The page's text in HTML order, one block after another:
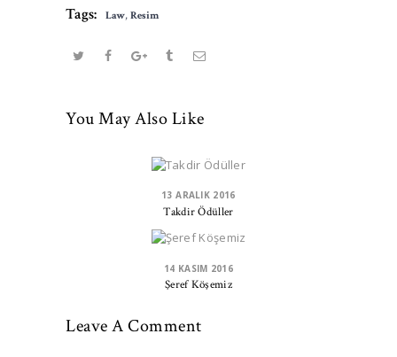
Tags: Law, Resim
You May Also Like
13 ARALIK 2016
Takdir Ödüller
14 KASIM 2016
Şeref Köşemiz
Leave A Comment